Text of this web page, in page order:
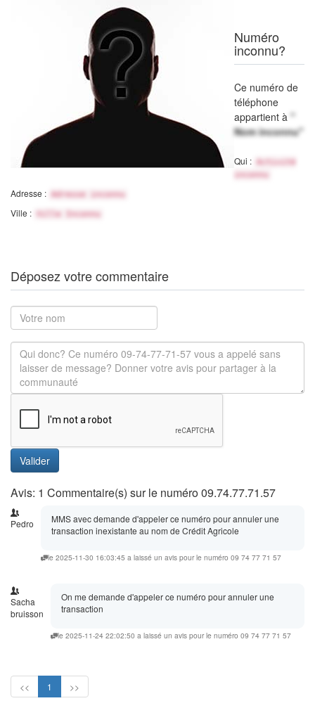
Numéro
inconnu?
Ce numéro de
téléphone
appartient à "
Nom inconnu"
Qui :
Activité
inconnu
Adresse : Adresse inconnu
Ville : Ville Inconnu
Déposez votre commentaire
Valider
Avis: 1 Commentaire(s) sur le numéro 09.74.77.71.57
Pedro
MMS avec demande d'appeler ce numéro pour annuler une
transaction inexistante au nom de Crédit Agricole
le 2025-11-30 16:03:45 a laissé un avis pour le numéro 09 74 77 71 57
Sacha
bruisson
On me demande d'appeler ce numéro pour annuler une
transaction
le 2025-11-24 22:02:50 a laissé un avis pour le numéro 09 74 77 71 57
<< 1 >>